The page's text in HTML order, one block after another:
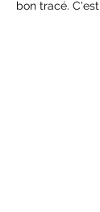
bon tracé.